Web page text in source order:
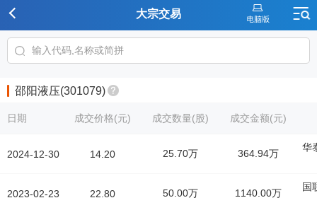
大宗交易
邵阳液压(301079)
日期
2024-12-30
2023-02-23
成交价格(元) 成交数量(股) 成交金额(元)
14.20 25.70万 364.94万
华
22.80 50.00万 1140.00万
国